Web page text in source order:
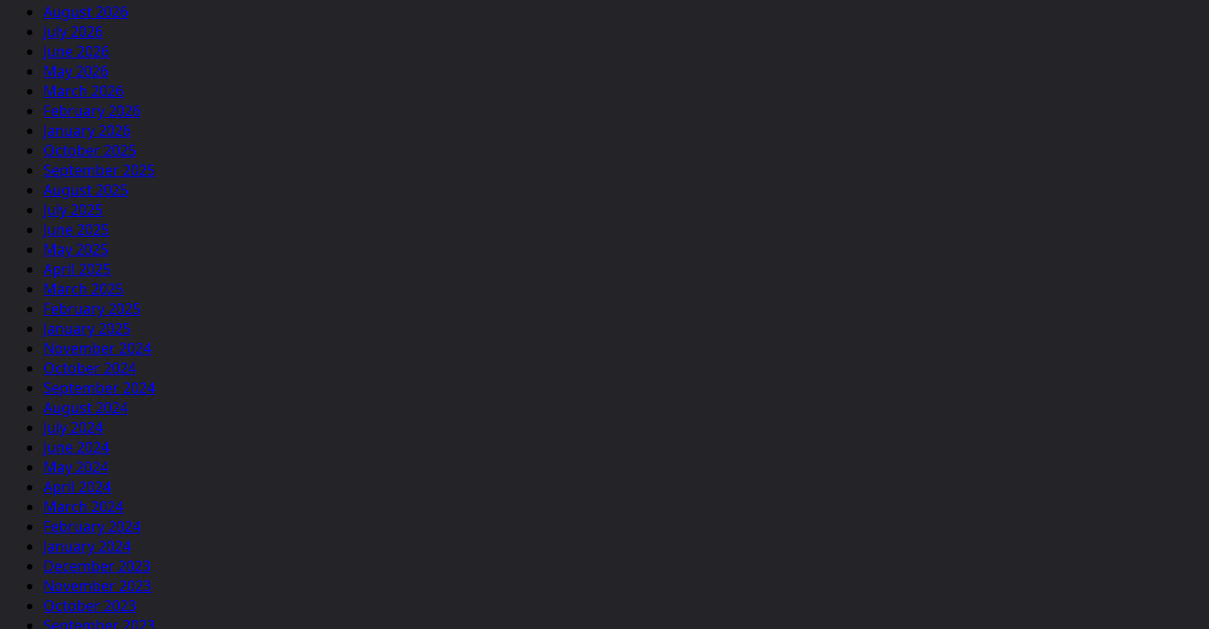
August 2026
July 2026
June 2026
May 2026
March 2026
February 2026
January 2026
October 2025
September 2025
August 2025
July 2025
June 2025
May 2025
April 2025
March 2025
February 2025
January 2025
November 2024
October 2024
September 2024
August 2024
July 2024
June 2024
May 2024
April 2024
March 2024
February 2024
January 2024
December 2023
November 2023
October 2023